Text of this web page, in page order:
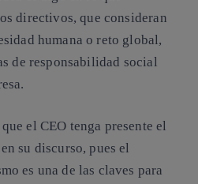
directivos, que consideran
humana o reto global,
de responsabilidad social
el CEO tenga presente el
su discurso, pues el
es una de las claves para